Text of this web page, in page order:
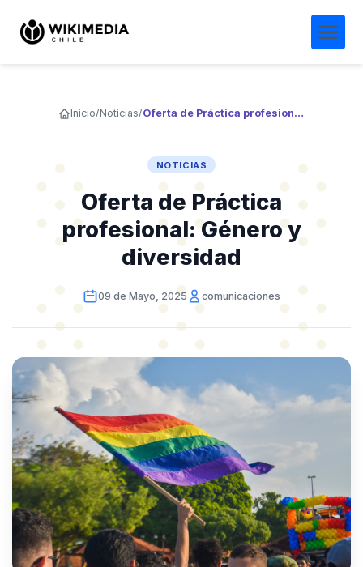
Inicio/Noticias/ Oferta de Práctica profesional: Género y diversidad
NOTICIAS
Oferta de Práctica
profesional: Género y
diversidad
09 de Mayo, 2025 comunicaciones